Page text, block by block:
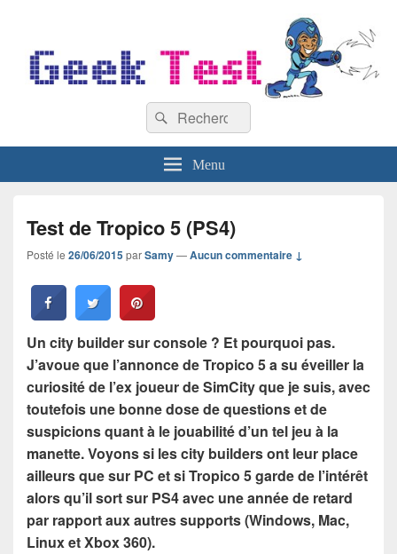
Recherche :
Rechercher
Menu
Test de Tropico 5 (PS4)
Posté le 26/06/2015parSamy—Aucun commentaire ↓
Un city builder sur console ? Et pourquoi pas.
J’avoue que l’annonce de Tropico 5 a su éveiller la
curiosité de l’ex joueur de SimCity que je suis, avec
toutefois une bonne dose de questions et de
suspicions quant à le jouabilité d’un tel jeu à la
manette. Voyons si les city builders ont leur place
ailleurs que sur PC et si Tropico 5 garde de l’intérêt
alors qu’il sort sur PS4 avec une année de retard
par rapport aux autres supports (Windows, Mac,
Linux et Xbox 360).